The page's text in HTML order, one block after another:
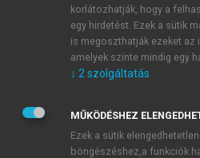
Kérek értesítést a MeRSZ
Kérek értesítést az Akadémiai
Adatkezelési tájékoztatóban
veszem és elfogadom.
Általános vásárlási
korlátozhatják, hogy a
egy hirdetést. Ezek a sütik
is megoszthatják ezeket az
amelyek szinte mindig egy
↓ 2 szolgáltatás
MŰKÖDÉSHEZ
Ezek a sütik
böngészéshez,a funkciók